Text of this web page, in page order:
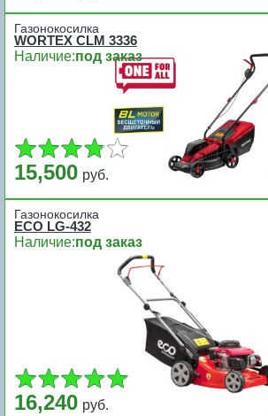
Газонокосилка
WORTEX CLM 3336
Наличие:под заказ
15,500 руб.
Газонокосилка
ECO LG-432
Наличие:под заказ
16,240 руб.